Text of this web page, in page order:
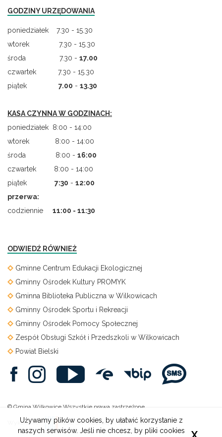
GODZINY URZĘDOWANIA
poniedziałek 7.30 - 15.30
wtorek 7.30 - 15.30
środa 7.30 - 17.00
czwartek 7.30 - 15.30
piątek 7.00 - 13.30
KASA CZYNNA W GODZINACH:
poniedziałek 8:00 - 14:00
wtorek 8:00 - 14:00
środa 8:00 - 16:00
czwartek 8:00 - 14:00
piątek 7:30 - 12:00
przerwa:
codziennie
11:00 - 11:30
ODWIEDŹ RÓWNIEŻ
Gminne Centrum Edukacji Ekologicznej
Gminny Ośrodek Kultury PROMYK
Gminna Biblioteka Publiczna w Wilkowicach
Gminny Ośrodek Sportu i Rekreacji
Gminny Ośrodek Pomocy Społecznej
Zespół Obsługi Szkół i Przedszkoli w Wilkowicach
Powiat Bielski
© Gmina Wilkowice Wszystkie prawa zastrzeżone.
Wykonanie: ESC SA-Aplikacje i strony internetowe
Używamy plików cookies, by ułatwić korzystanie z
naszych serwisów. Jeśli nie chcesz, by pliki cookies